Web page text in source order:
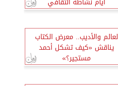
لعالم والأديب.. معرض الكتاب
يناقش «كيف تشكل أحمد
مستجير؟»